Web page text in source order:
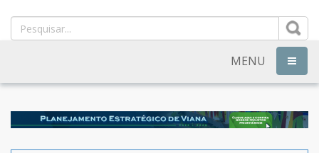
MUNICIPAL
DE
VIANA
ES
MENU